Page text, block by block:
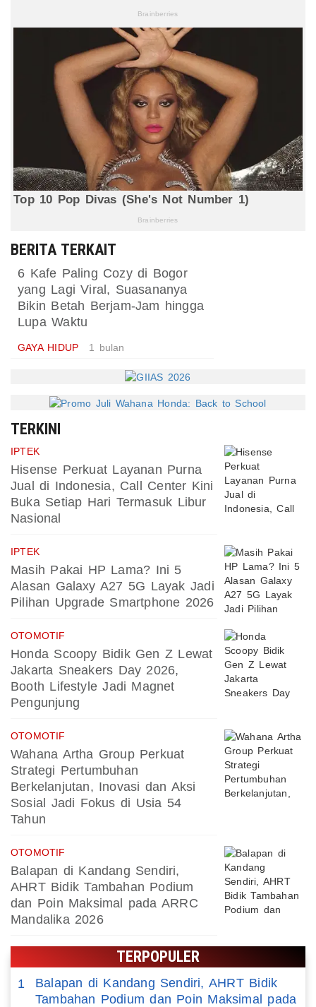
BERITA TERKAIT
6 Kafe Paling Cozy di Bogor
yang Lagi Viral, Suasananya
Bikin Betah Berjam-Jam hingga
Lupa Waktu
GAYA HIDUP 1 bulan
TERKINI
IPTEK
Hisense Perkuat Layanan Purna
Jual di Indonesia, Call Center Kini
Buka Setiap Hari Termasuk Libur
Nasional
IPTEK
Masih Pakai HP Lama? Ini 5
Alasan Galaxy A27 5G Layak Jadi
Pilihan Upgrade Smartphone 2026
OTOMOTIF
Honda Scoopy Bidik Gen Z Lewat
Jakarta Sneakers Day 2026,
Booth Lifestyle Jadi Magnet
Pengunjung
OTOMOTIF
Wahana Artha Group Perkuat
Strategi Pertumbuhan
Berkelanjutan, Inovasi dan Aksi
Sosial Jadi Fokus di Usia 54
Tahun
OTOMOTIF
Balapan di Kandang Sendiri,
AHRT Bidik Tambahan Podium
dan Poin Maksimal pada ARRC
Mandalika 2026
TERPOPULER
1
Balapan di Kandang Sendiri, AHRT Bidik
Tambahan Podium dan Poin Maksimal pada